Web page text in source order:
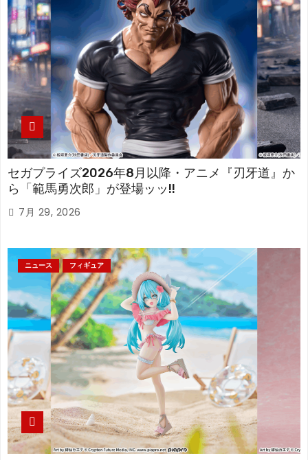
セガプライズ2026年8月以降・アニメ『刃牙道』か
ら「範馬勇次郎」が登場ッッ!!
7月 29, 2026
ニュース フィギュア